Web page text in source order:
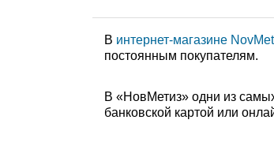
В интернет-магазине
постоянным покупателям.
В «НовМетиз» одни из
банковской картой или